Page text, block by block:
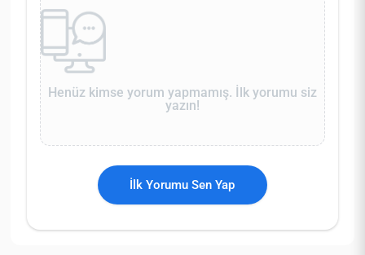
Henüz kimse yorum yapmamış. İlk yorumu siz
yazın!
İlk Yorumu Sen Yap